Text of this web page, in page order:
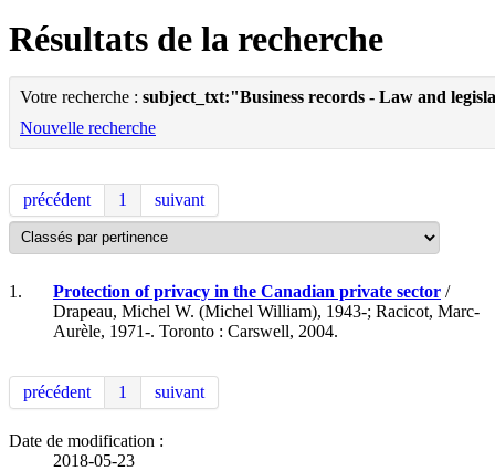
Résultats de la recherche
Votre recherche : subject_txt:"Business records - Law and
Nouvelle recherche
précédent 1 suivant
1. Protection of privacy in the Canadian private sector /
Drapeau, Michel W. (Michel William), 1943-; Racicot, Marc-
Aurèle, 1971-. Toronto : Carswell, 2004.
précédent 1 suivant
Date de modification :
2018-05-23